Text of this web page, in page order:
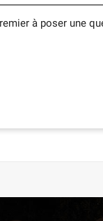
à poser une